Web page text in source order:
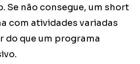
Se não consegue, um short
com atividades variadas
do que um programa